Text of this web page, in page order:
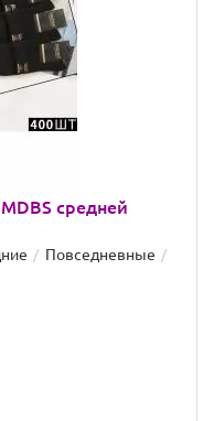
средней
Повседневные